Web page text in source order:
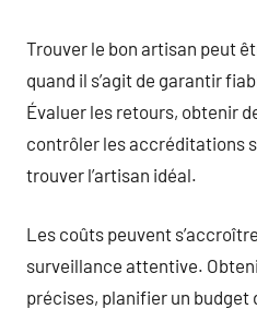
Trouver le bon artisan peut
quand il s’agit de garantir
Évaluer les retours, obtenir
contrôler les accréditations
trouver l’artisan idéal.
Les coûts peuvent
surveillance attentive.
précises, planifier un budget